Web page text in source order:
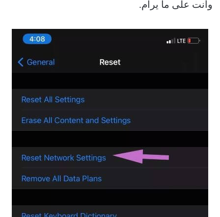
وأنت على ما يرام.